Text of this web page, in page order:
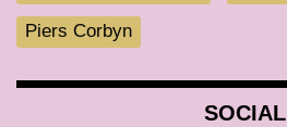
Piers Corbyn
SOCIAL